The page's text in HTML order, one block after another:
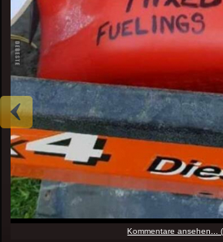
Kommentare ansehen...